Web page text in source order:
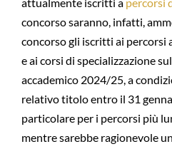
concorso saranno, infatti,
concorso gli iscritti ai percorsi
e ai corsi di specializzazione
accademico 2024/25, a
relativo titolo entro il 31
particolare per i percorsi più
mentre sarebbe ragionevole